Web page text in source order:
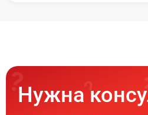
Нужна